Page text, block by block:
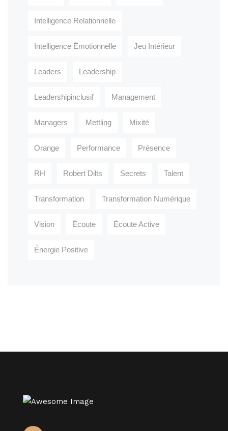
Intelligence Relationnelle
Intelligence Émotionnelle Jeu Intérieur
Leaders Leadership
Leadershipinclusif Management
Managers Mettling Mixité
Orange Performance Présence
RH Robert Dilts Secrets Talent
Transformation Transformation Numérique
Vision Écoute Écoute Active
Énergie Positive